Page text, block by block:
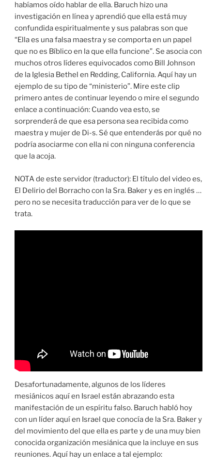
habíamos oído hablar de ella. Baruch hizo una
investigación en línea y aprendió que ella está muy
confundida espiritualmente y sus palabras son que
“Ella es una falsa maestra y se comporta en un papel
que no es Bíblico en la que ella funcione”. Se asocia con
muchos otros líderes equivocados como Bill Johnson
de la Iglesia Bethel en Redding, California. Aquí hay un
ejemplo de su tipo de “ministerio”. Mire este clip
primero antes de continuar leyendo o mire el segundo
enlace a continuación: Cuando vea esto, se
sorprenderá de que esa persona sea recibida como
maestra y mujer de Di-s. Sé que entenderás por qué no
podría asociarme con ella ni con ninguna conferencia
que la acoja.
NOTA de este servidor (traductor): El título del video es,
El Delirio del Borracho con la Sra. Baker y es en inglés …
pero no se necesita traducción para ver de lo que se
trata.
Desafortunadamente, algunos de los líderes
mesiánicos aquí en Israel están abrazando esta
manifestación de un espíritu falso. Baruch habló hoy
con un líder aquí en Israel que conocía de la Sra. Baker y
del movimiento del que ella es parte y de una muy bien
conocida organización mesiánica que la incluye en sus
reuniones. Aquí hay un enlace a tal ejemplo: